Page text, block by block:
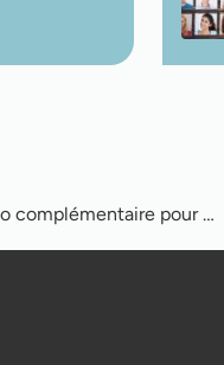
ATS et SIRH : le combo complémentaire pour maximiser l’expérience collaborateur